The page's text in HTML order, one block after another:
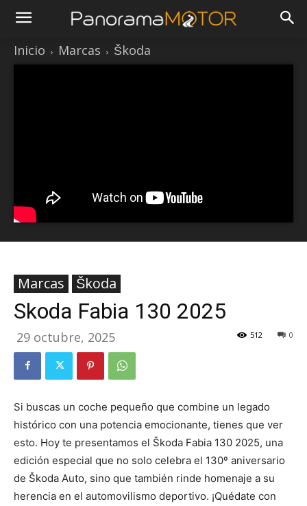
Inicio Marcas Škoda
Marcas Škoda
Skoda Fabia 130 2025
29 octubre, 2025 0
512
Si buscas un coche pequeño que combine un legado
histórico con una potencia emocionante, tienes que ver
esto. Hoy te presentamos el Škoda Fabia 130 2025, una
edición especial que no solo celebra el 130º aniversario
de Škoda Auto, sino que también rinde homenaje a su
herencia en el automovilismo deportivo. ¡Quédate con